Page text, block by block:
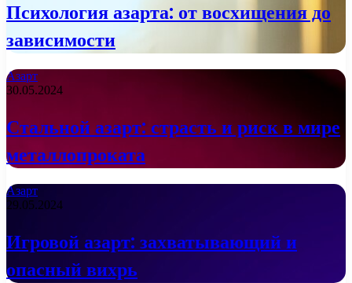
Психология азарта: от восхищения до
зависимости
Азарт
30.05.2024
Стальной азарт: страсть и риск в мире
металлопроката
Азарт
29.05.2024
Игровой азарт: захватывающий и
опасный вихрь